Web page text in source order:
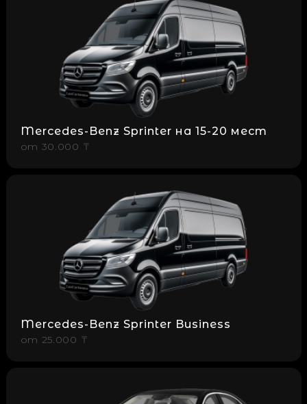
Mercedes-Benz Sprinter на 15-20 мест
от 30.000 ₸
Mercedes-Benz Sprinter Business
от 25.000 ₸